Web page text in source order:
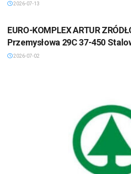
2026-07-13
EURO-KOMPLEX ARTUR
Przemysłowa 29C 37-450
2026-07-02